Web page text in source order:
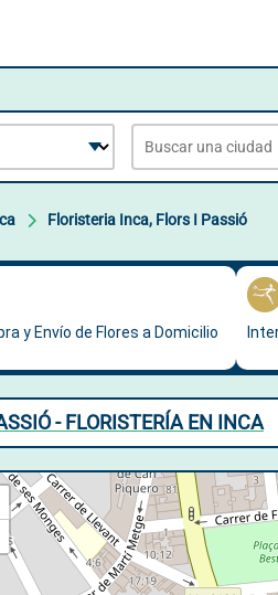
Floristeria Inca, Flors I Passió
- FLORISTERÍA EN INCA